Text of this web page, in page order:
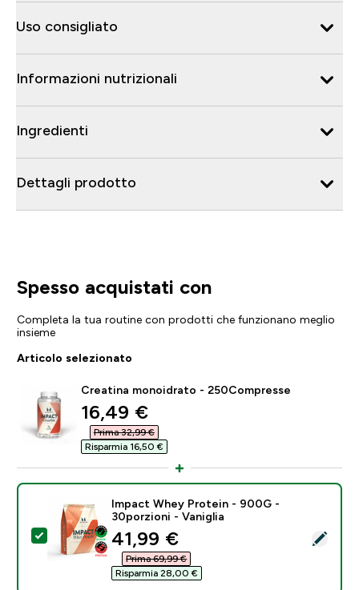
Uso consigliato
Informazioni nutrizionali
Ingredienti
Dettagli prodotto
Spesso acquistati con
Completa la tua routine con prodotti che funzionano meglio
insieme
Articolo selezionato
Creatina monoidrato - 250Compresse
discounted price
16,49 €‎
Prima 32,99 €‎
Risparmia 16,50 €‎
Seleziona questo prodotto - Impact Whey Protein -
Impact Whey Protein - 900G -
30porzioni - Vaniglia
discounted price
41,99 €‎
Prima 69,99 €‎
Risparmia 28,00 €‎